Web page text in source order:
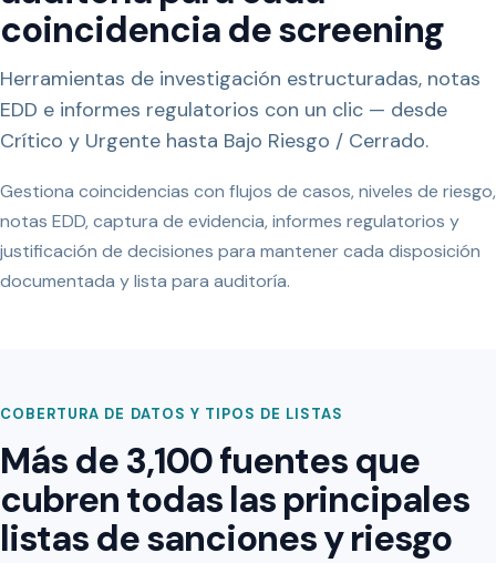
coincidencia de screening
Herramientas de investigación estructuradas, notas
EDD e informes regulatorios con un clic — desde
Crítico y Urgente hasta Bajo Riesgo / Cerrado.
Gestiona coincidencias con flujos de casos, niveles de riesgo,
notas EDD, captura de evidencia, informes regulatorios y
justificación de decisiones para mantener cada disposición
documentada y lista para auditoría.
COBERTURA DE DATOS Y TIPOS DE LISTAS
Más de 3,100 fuentes que
cubren todas las principales
listas de sanciones y riesgo